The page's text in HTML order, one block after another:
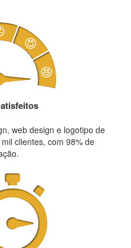
web design e logotipo de
clientes, com 98% de